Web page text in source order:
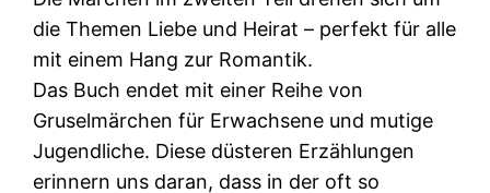
die Themen Liebe und Heirat – perfekt für alle
mit einem Hang zur Romantik.
Das Buch endet mit einer Reihe von
Gruselmärchen für Erwachsene und mutige
Jugendliche. Diese düsteren Erzählungen
erinnern uns daran, dass in der oft so